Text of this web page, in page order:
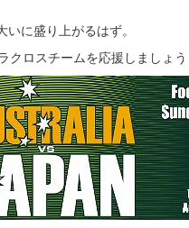
に盛り上がるはず。
クロスチームを応援しましょう